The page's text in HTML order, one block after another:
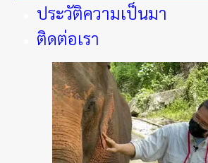
ประวัติความเป็นมา
ติดต่อเรา